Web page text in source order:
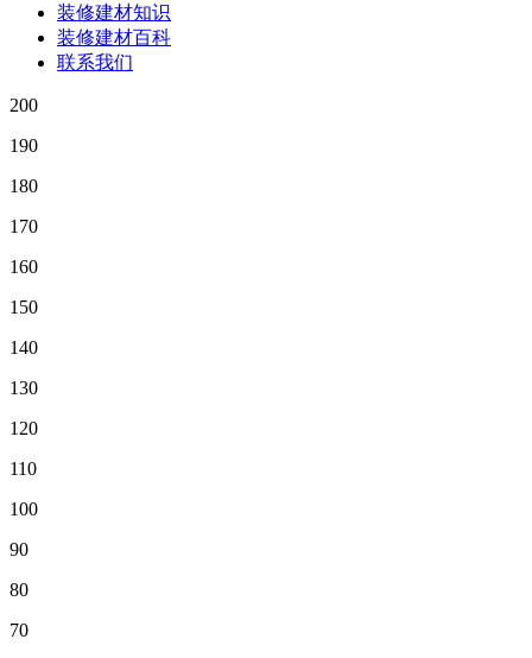
装修建材知识
装修建材百科
联系我们
200
190
180
170
160
150
140
130
120
110
100
90
80
70